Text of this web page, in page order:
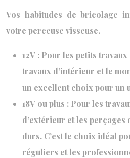
Vos habitudes de bricolage
votre perceuse visseuse.
12V : Pour les petits
travaux d’intérieur et le
un excellent choix pour un
18V ou plus : Pour les
d’extérieur et les perçages
durs. C’est le choix idéal
réguliers et les